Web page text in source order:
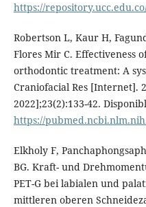
https://
Robertson L, Kaur H,
Flores Mir C. Effectiveness
orthodontic treatment: A
Craniofacial Res [Internet].
2022];23(2):133-42.
https://
Elkholy F,
BG. Kraft- und
PET-G bei labialen und
mittleren oberen